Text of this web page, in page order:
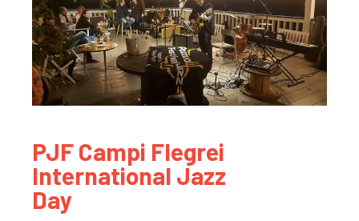
PJF Campi Flegrei
International Jazz
Day